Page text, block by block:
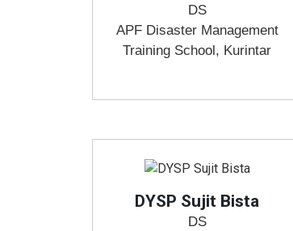
DS
APF Disaster Management
Training School, Kurintar
DYSP Sujit Bista
DS